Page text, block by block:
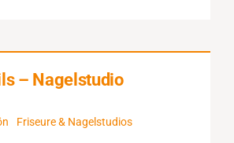
– Nagelstudio
Friseure & Nagelstudios